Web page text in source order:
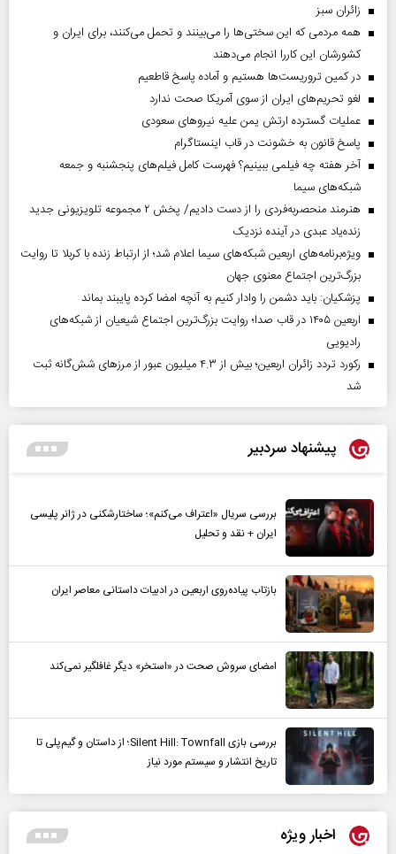
‌زائران سبز
همه مردمی که این سختی‌ها را می‌بینند و تحمل می‌کنند، برای ایران و
کشورشان این کاررا انجام می‌دهند
در کمین تروریست‌ها هستیم و آماده پاسخ قاطعیم
لغو تحریم‌های ایران از سوی آمریکا صحت ندارد
عملیات گسترده ارتش یمن علیه نیروهای سعودی
پاسخ قانون به خشونت در قاب اینستاگرام
آخر هفته چه فیلمی ببینیم؟ فهرست کامل فیلم‌های پنجشنبه و جمعه
شبکه‌های سیما
هنرمند منحصر‌به‌فردی را از دست دادیم/ پخش ۲ مجموعه تلویزیونی جدید
زنده‌یاد عبدی در آینده نزدیک
ویژه‌برنامه‌های اربعین شبکه‌های سیما اعلام شد؛ از ارتباط زنده با کربلا تا روایت
بزرگ‌ترین اجتماع معنوی جهان
پزشکیان: باید دشمن را وادار کنیم به آنچه امضا کرده پایبند بماند
اربعین ۱۴۰۵ در قاب صدا؛ روایت بزرگ‌ترین اجتماع شیعیان از شبکه‌های
رادیویی
رکورد تردد زائران اربعین؛ بیش از ۴.۳ میلیون عبور از مرزهای شش‌گانه ثبت
شد
پیشنهاد سردبیر
بررسی سریال «اعتراف می‌کنم»؛ ساختارشکنی در ژانر پلیسی
ایران + نقد و تحلیل
بازتاب پیاده‌روی اربعین در ادبیات داستانی معاصر ایران
امضای سروش صحت در «استخر» دیگر غافلگیر نمی‌کند
بررسی بازی Silent Hill: Townfall؛ از داستان و گیم‌پلی تا
تاریخ انتشار و سیستم مورد نیاز
اخبار ویژه